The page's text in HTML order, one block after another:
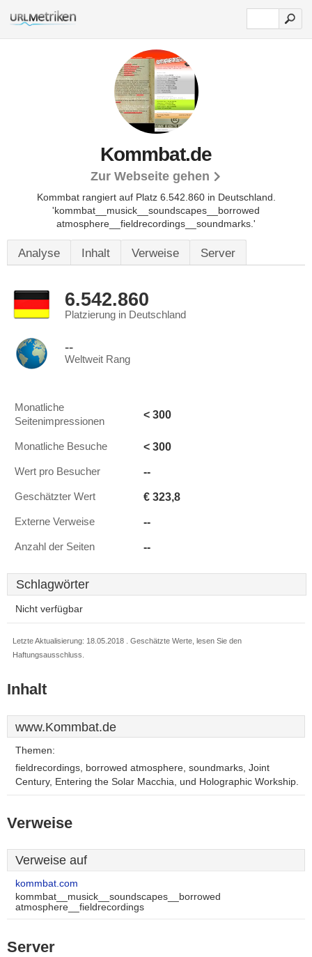
Kommbat.de
Zur Webseite gehen
Kommbat rangiert auf Platz 6.542.860 in Deutschland.
'kommbat__musick__soundscapes__borrowed
atmosphere__fieldrecordings__soundmarks.'
Analyse Inhalt Verweise Server
6.542.860
Platzierung in Deutschland
--
Weltweit Rang
Monatliche
Seitenimpressionen
< 300
Monatliche Besuche < 300
Wert pro Besucher --
Geschätzter Wert € 323,8
Externe Verweise --
Anzahl der Seiten --
Schlagwörter
Nicht verfügbar
Letzte Aktualisierung: 18.05.2018 . Geschätzte Werte, lesen Sie den
Haftungsausschluss.
Inhalt
www.Kommbat.de
Themen:
fieldrecordings, borrowed atmosphere, soundmarks, Joint
Century, Entering the Solar Macchia, und Holographic Workship.
Verweise
Verweise auf
kommbat.com
kommbat__musick__soundscapes__borrowed
atmosphere__fieldrecordings
Server